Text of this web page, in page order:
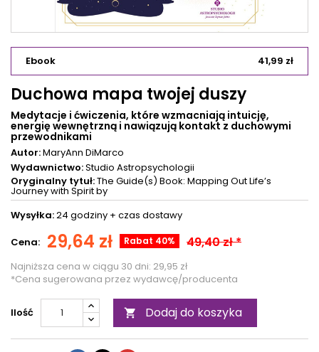
Ebook 41,99 zł
Duchowa mapa twojej duszy
Medytacje i ćwiczenia, które wzmacniają intuicję,
energię wewnętrzną i nawiązują kontakt z duchowymi
przewodnikami
Autor:MaryAnn DiMarco
Wydawnictwo:Studio Astropsychologii
Oryginalny tytuł:The Guide(s) Book: Mapping Out Life’s
Journey with Spirit by
Wysyłka:24 godziny + czas dostawy
Cena: 29,64 zł Rabat 40% 49,40 zł *
Najniższa cena w ciągu 30 dni: 29,95 zł
*Cena sugerowana przez wydawcę/producenta
Ilość  Dodaj do koszyka